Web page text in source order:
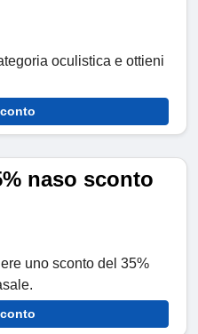
oculistica e ottieni
naso sconto
uno sconto del 35%